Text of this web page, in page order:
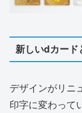
新しいdカード
デザインがリニ
印字に変わって